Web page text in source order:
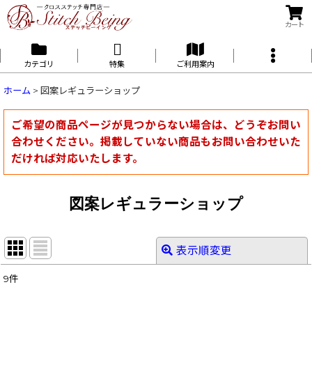
カート
カテゴリ 特集 ご利用案内
ホーム > 図案レギュラーショップ
ご希望の商品ページが見つからない場合は、どうぞお問い
合わせください。掲載していない商品もお問い合わせいた
だければ対応いたします。
図案レギュラーショップ
表示順変更
9件